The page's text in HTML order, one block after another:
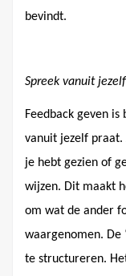
bevindt.
Spreek vanuit jezelf
Feedback geven
vanuit jezelf
je hebt gezien of
wijzen. Dit maakt
om wat de ander
waargenomen. De
te structureren.